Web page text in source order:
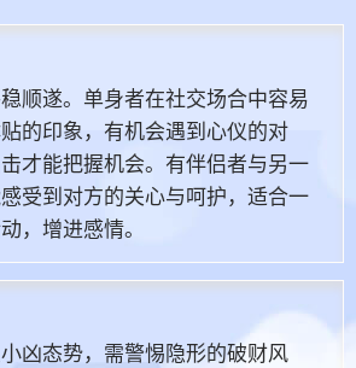
顺遂。单身者在社交场合中容易
的印象，有机会遇到心仪的对
才能把握机会。有伴侣者与另一
受到对方的关心与呵护，适合一
，增进感情。
凶态势，需警惕隐形的破财风